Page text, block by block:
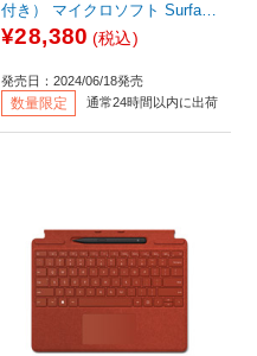
付き） マイクロソフト Surface
サファイア 8X600209
¥28,380 (税込)
発売日：2024/06/18発売
数量限定 通常24時間以内に出荷